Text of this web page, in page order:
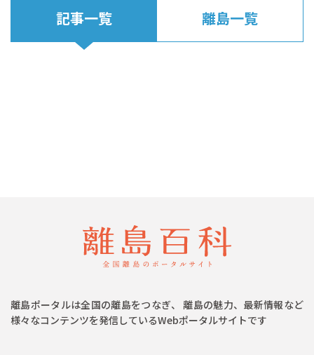
記事一覧 離島一覧
離島ポータルは全国の離島をつなぎ、 離島の魅力、最新情報など
様々なコンテンツを発信しているWebポータルサイトです